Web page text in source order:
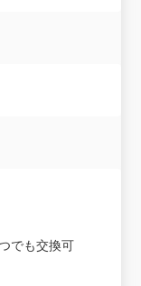
でも交換可